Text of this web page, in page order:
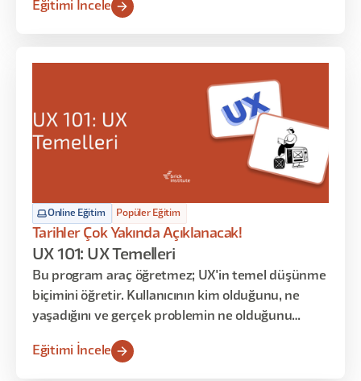
içerikte, kullanıcı verilerinden iç görü üretme,
Eğitimi İncele
Online Eğitim Popüler Eğitim
Tarihler Çok Yakında Açıklanacak!
UX 101: UX Temelleri
Bu program araç öğretmez; UX'in temel düşünme
biçimini öğretir. Kullanıcının kim olduğunu, ne
yaşadığını ve gerçek problemin ne olduğunu
araştırma gibi kavramları ezberletmek yerine
Eğitimi İncele